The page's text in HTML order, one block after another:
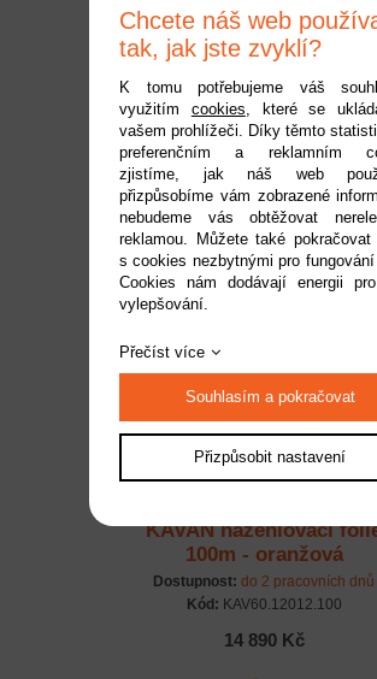
KAVAN nažehlovací
100m - světle oranžová
Dostupnost:
do 2 pracovních dnů
Kód: KAV60.12003.100
14 890 Kč
KAVAN nažehlovací
100m - oranžová
Dostupnost: do 2 pracovních dnů
Kód: KAV60.12012.100
14 890 Kč
Chcete náš web
tak, jak jste zvyklí?
K tomu potřebujeme váš
využitím cookies, které se
vašem prohlížeči. Díky těmto
preferenčním a reklamním
zjistíme, jak náš web
přizpůsobíme vám zobrazené
nebudeme vás obtěžovat
reklamou. Můžete také pokračovat
s cookies nezbytnými pro fungování
Cookies nám dodávají energii
vylepšování.
Přečíst více
Souhlasím a pokračovat
Přizpůsobit nastavení